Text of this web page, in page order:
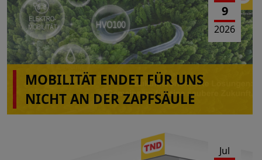
9
2026
MOBILITÄT ENDET FÜR UNS
NICHT AN DER ZAPFSÄULE
Jul